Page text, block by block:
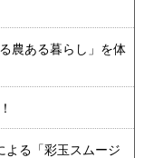
農ある暮らし」を体
よる「彩玉スムージ